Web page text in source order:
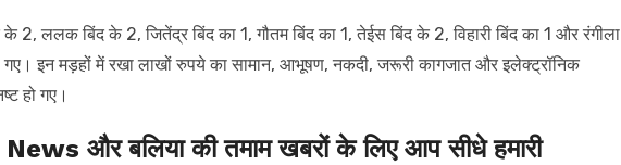
2, ललक बिंद के 2, जितेंद्र बिंद का 1, गौतम बिंद का 1, तेईस बिंद के 2, विहारी बिंद का 1 और रंगीला
इन मड़हों में रखा लाखों रुपये का सामान, आभूषण, नकदी, जरूरी कागजात और इलेक्ट्रॉनिक
हो गए।
और बलिया की तमाम खबरों के लिए आप सीधे हमारी